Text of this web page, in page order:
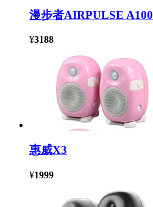
漫步者AIRPULSE A100
¥3188
惠威X3
¥1999